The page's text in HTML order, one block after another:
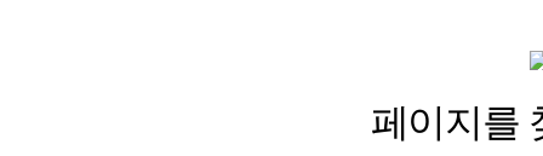
페이지를